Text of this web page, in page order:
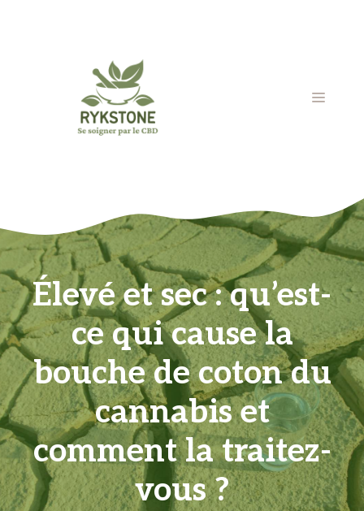
MENU
Élevé et sec : qu’est-
ce qui cause la
bouche de coton du
cannabis et
comment la traitez-
vous ?